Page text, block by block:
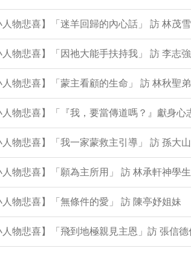
物悲喜】「迷羊回歸的內心話」 訪 林茂雪
物悲喜】「因祂大能手扶持我」 訪 李志
物悲喜】「蒙主看顧的生命」 訪 林秋聖
物悲喜】「『我，要當傳道嗎？』獻身心
物悲喜】「我一家蒙救主引導」 訪 孫大
物悲喜】「願為主所用」 訪 林承軒神學生
物悲喜】「無條件的愛」 訪 陳亭妤姐妹
物悲喜】「飛到地極親見主恩」訪 張信